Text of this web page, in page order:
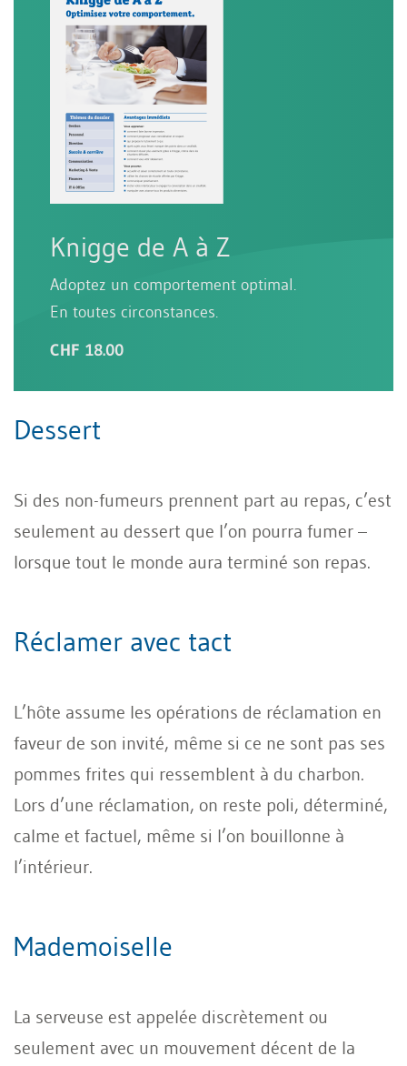
Knigge de A à Z
Adoptez un comportement optimal.
En toutes circonstances.
CHF 18.00
Dessert
Si des non-fumeurs prennent part au repas, c’est
seulement au dessert que l’on pourra fumer –
lorsque tout le monde aura terminé son repas.
Réclamer avec tact
L’hôte assume les opérations de réclamation en
faveur de son invité, même si ce ne sont pas ses
pommes frites qui ressemblent à du charbon.
Lors d’une réclamation, on reste poli, déterminé,
calme et factuel, même si l’on bouillonne à
l’intérieur.
Mademoiselle
La serveuse est appelée discrètement ou
seulement avec un mouvement décent de la